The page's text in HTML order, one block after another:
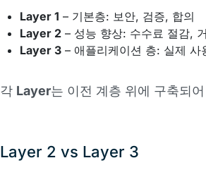
Layer 1 – 기본층: 보안, 검증, 합의
Layer 2 – 성능 향상: 수수료 절감,
Layer 3 – 애플리케이션 층: 실제 사
각 Layer는 이전 계층 위에 구축되
Layer 2 vs Layer 3